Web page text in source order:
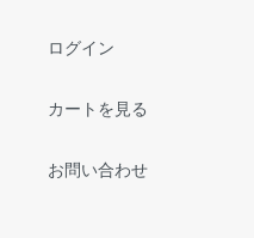
ログイン
カートを見る
お問い合わせ